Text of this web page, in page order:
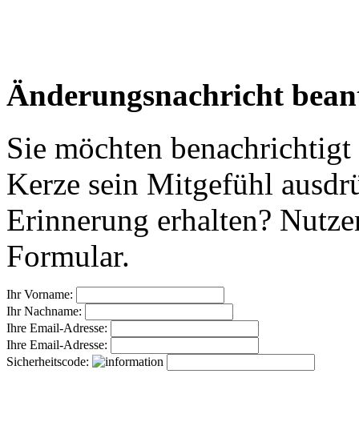
Änderungsnachricht
Sie möchten
Kerze sein Mitgefühl
Erinnerung erhalten?
Formular.
Ihr Vorname:
Ihr Nachname:
Ihre Email-Adresse:
Ihre Email-Adresse:
Sicherheitscode: